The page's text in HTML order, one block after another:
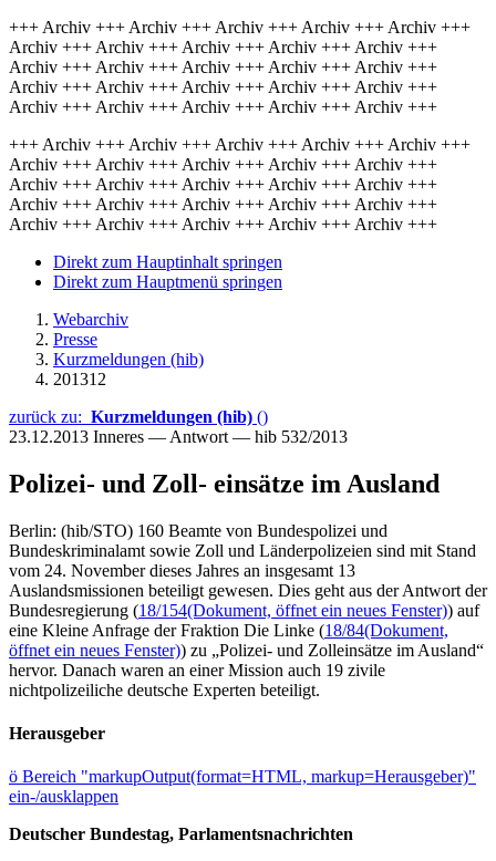
+++ Archiv +++ Archiv +++ Archiv +++ Archiv +++ Archiv +++
Archiv +++ Archiv +++ Archiv +++ Archiv +++ Archiv +++
Archiv +++ Archiv +++ Archiv +++ Archiv +++ Archiv +++
Archiv +++ Archiv +++ Archiv +++ Archiv +++ Archiv +++
Archiv +++ Archiv +++ Archiv +++ Archiv +++ Archiv +++
+++ Archiv +++ Archiv +++ Archiv +++ Archiv +++ Archiv +++
Archiv +++ Archiv +++ Archiv +++ Archiv +++ Archiv +++
Archiv +++ Archiv +++ Archiv +++ Archiv +++ Archiv +++
Archiv +++ Archiv +++ Archiv +++ Archiv +++ Archiv +++
Archiv +++ Archiv +++ Archiv +++ Archiv +++ Archiv +++
Direkt zum Hauptinhalt springen
Direkt zum Hauptmenü springen
Webarchiv
Presse
Kurzmeldungen (hib)
201312
zurück zu: Kurzmeldungen (hib) ()
23.12.2013 Inneres — Antwort — hib 532/2013
Polizei- und Zoll- einsätze im Ausland
Berlin: (hib/STO) 160 Beamte von Bundespolizei und
Bundeskriminalamt sowie Zoll und Länderpolizeien sind mit Stand
vom 24. November dieses Jahres an insgesamt 13
Auslandsmissionen beteiligt gewesen. Dies geht aus der Antwort der
Bundesregierung (18/154(Dokument, öffnet ein neues Fenster)) auf
eine Kleine Anfrage der Fraktion Die Linke (18/84(Dokument,
öffnet ein neues Fenster)) zu „Polizei- und Zolleinsätze im Ausland“
hervor. Danach waren an einer Mission auch 19 zivile
nichtpolizeiliche deutsche Experten beteiligt.
Herausgeber
ö Bereich "markupOutput(format=HTML, markup=Herausgeber)"
ein-/ausklappen
Deutscher Bundestag, Parlamentsnachrichten